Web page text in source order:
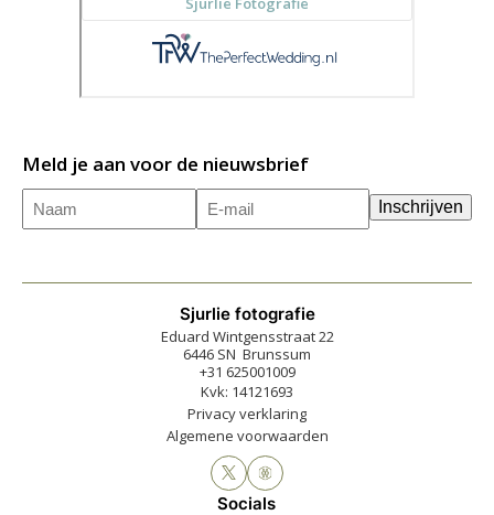
Meld je aan voor de nieuwsbrief
Naam
E-
mailadres(Vereist)
Inschrijven
Sjurlie fotografie
Eduard Wintgensstraat 22
6446 SN Brunssum
+31 625001009
Kvk: 14121693
Privacy verklaring
Algemene voorwaarden
Socials